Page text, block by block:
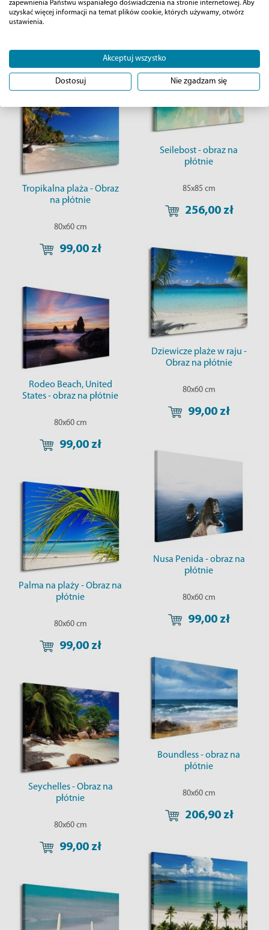
256,00 zł
Seilebost - obraz na
płótnie
85x85 cm
256,00 zł
Tropikalna plaża - Obraz
na płótnie
80x60 cm
99,00 zł
Dziewicze plaże w raju -
Obraz na płótnie
80x60 cm
99,00 zł
Rodeo Beach, United
States - obraz na płótnie
80x60 cm
99,00 zł
Nusa Penida - obraz na
płótnie
80x60 cm
99,00 zł
Palma na plaży - Obraz na
płótnie
80x60 cm
99,00 zł
Boundless - obraz na
płótnie
80x60 cm
206,90 zł
Seychelles - Obraz na
płótnie
80x60 cm
99,00 zł
zapewnienia Państwu wspaniałego doświadczenia na stronie internetowej. Aby
uzyskać więcej informacji na temat plików cookie, których używamy, otwórz
ustawienia.
Akceptuj wszystko
Dostosuj Nie zgadzam się